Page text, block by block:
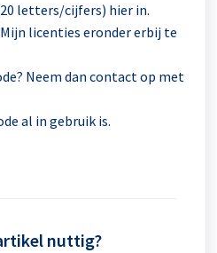
letters/cijfers) hier in.
licenties eronder erbij te
Neem dan contact op met
al in gebruik is.
nuttig?